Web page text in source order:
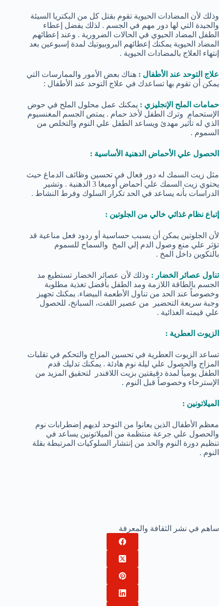
وذلك لأن المضادات الحيوية تقوم بقتل كل من البكتريا السيئة
والجيدة التي لها دور مهم في الجسم . لذلك يفضل إعطاء
الطفل المضاد الحيوي في الحالات الضرورية . وعند إعطائهم
المضاد الحيوية يمكنك إعطائهم البروبيوتيك لمدة إسبوعين بعد
إنتهاء العلاج بالمضادات الحيوية .
علاج التوحد عند الأطفال : هناك بعض الأمور والممارسات التي
يمكن أن تقوم بها تساعدك في علاج التوحد عند الأطفال :
حمامات الملح الإنجليزي : يمكنك عمل محلول الملح في حوض
الإستحمام وترك الطفل لأخذ حمام . يمتص الجسم المغنسيوم
الذي له تأثير مهدئ ويساعد الطفل علي النوم والتخلص من
السموم .
الحصول علي الأحماض الدهنية الأساسية :
مثل زيت السمك له دور فعال في تحسين وظائف الدماغ حيث
يحتوي زيت السمك علي أحماض أوميغا 3 الدهنية . وتشير
الدراسات بأنه يساعد في الحد تكرار السلوك وفرط النشاط .
إتباع نظام غذائي خالي من الجلوتين :
لأن الجلوتين يمكن أن يسبب حساسية أو ردود فعل مناعية قد
تؤثر علي منع وصول الدم إلي المخ والسماح للسموم
بالتكوين داخل المخ .
تناول عصائر الخضار : وذلك لأن عصائر الخضار تستطيع مد
الجسم بالطاقة اللازمة ومد الطفل بأفضل تغذية مطلوبة
وخصوصاً عند الحد من تناول الأطعمة البيضاء. يمكنك تجهيز
وجبة سريعة التحضير من عصير اللفت، السبانخ، للحصول
علي قيمته الغذائية .
الزيوت العطرية :
تساعد الزيوت العطرية في تحسين المزاج والتحكم في تقلبات
المزاج والحصول علي ليلة نوم هادئة . يمكنك تدليك قدم
الطفل يومياً لمدة دقيقتين بزيت اللافندر لتحقيق المزيد من
الإسترخاء وخصوصاً قبل النوم .
الميلاتونين :
معظم الأطفال الذين يعانوا من التوحد لديهم إضطرابات نوم
والحصول علي جرعة منتظمة من الميلاتونين يساعد في
تنظيم دورة النوم والحد من إنتشار السلوكيات المرتبطة بقلة
النوم .
ساهم في نشر الثقافة والمعرفة